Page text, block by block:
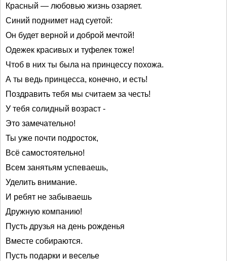
Красный — любовью жизнь озаряет.
Синий поднимет над суетой:
Он будет верной и доброй мечтой!
Одежек красивых и туфелек тоже!
Чтоб в них ты была на принцессу похожа.
А ты ведь принцесса, конечно, и есть!
Поздравить тебя мы считаем за честь!
У тебя солидный возраст -
Это замечательно!
Ты уже почти подросток,
Всё самостоятельно!
Всем занятьям успеваешь,
Уделить внимание.
И ребят не забываешь
Дружную компанию!
Пусть друзья на день рожденья
Вместе собираются.
Пусть подарки и веселье